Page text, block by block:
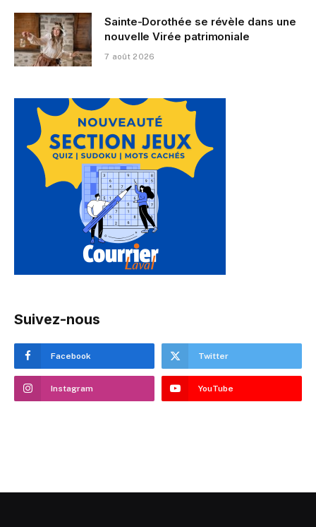
Sainte-Dorothée se révèle dans une
nouvelle Virée patrimoniale
7 août 2026
Suivez-nous
Facebook Twitter
Instagram YouTube